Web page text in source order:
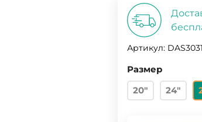
Артикул:
Размер
20" 24"